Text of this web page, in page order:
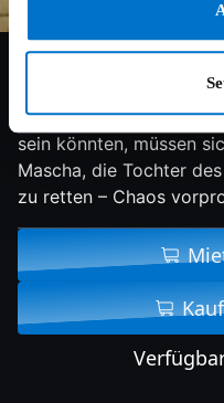
5.6/10 2018
Zwei GSG 10-
sein könnten, müssen
Mascha, die Tochter
zu retten – Chaos